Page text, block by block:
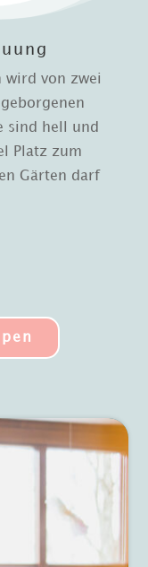
wird von zwei
sind hell und
Platz zum
Gärten darf